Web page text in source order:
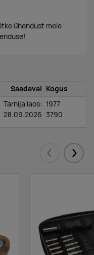
ühendust meie
Saadaval Kogus
Tarnija laos:
28.09.2026
1977
3790
Eelmised